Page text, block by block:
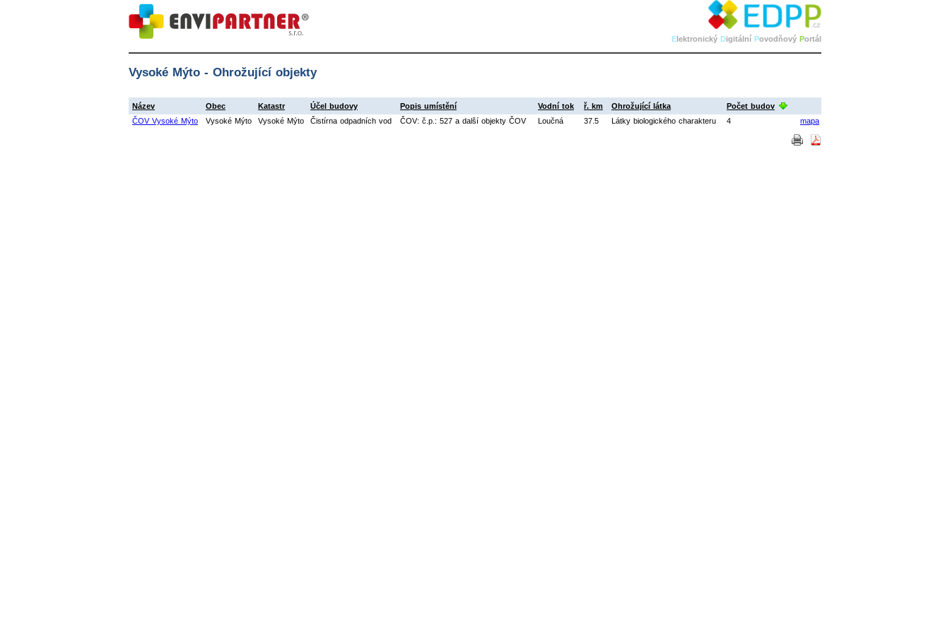
Elektronický Digitální Povodňový Portál
Vysoké Mýto - Ohrožující objekty
Název Obec Katastr Účel budovy Popis umístění Vodní tok ř. km Ohrožující látka
Počet budov
ČOV Vysoké Mýto
Vysoké Mýto Vysoké Mýto Čistírna odpadních vod ČOV: č.p.: 527 a další objekty ČOV Loučná 37.5 Látky biologického charakteru 4 mapa